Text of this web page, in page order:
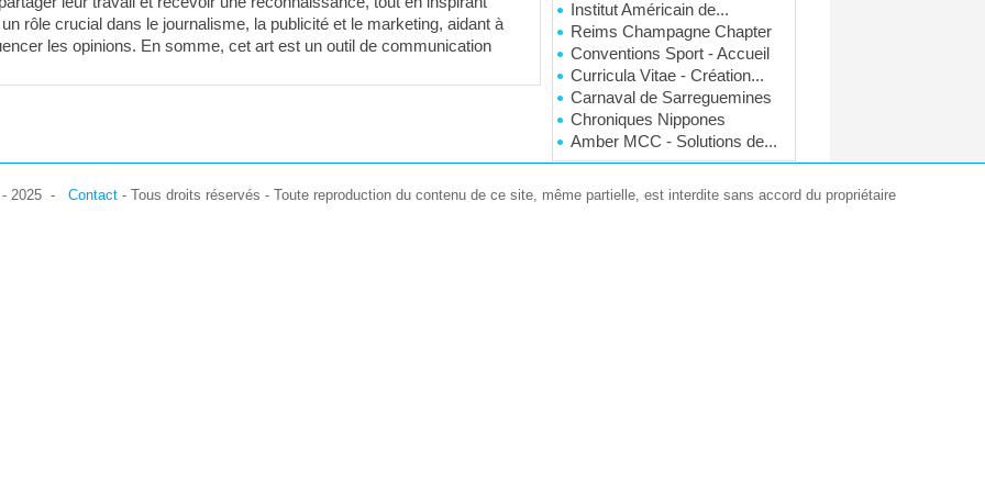
Institut Américain de...
Reims Champagne Chapter
Conventions Sport - Accueil
Curricula Vitae - Création...
Carnaval de Sarreguemines
Chroniques Nippones
Amber MCC - Solutions de...
rôle crucial dans le journalisme, la publicité et le marketing, aidant à
les opinions. En somme, cet art est un outil de communication
- 2025 - Contact - Tous droits réservés - Toute reproduction du contenu de ce site, même partielle, est interdite sans accord du propriétaire